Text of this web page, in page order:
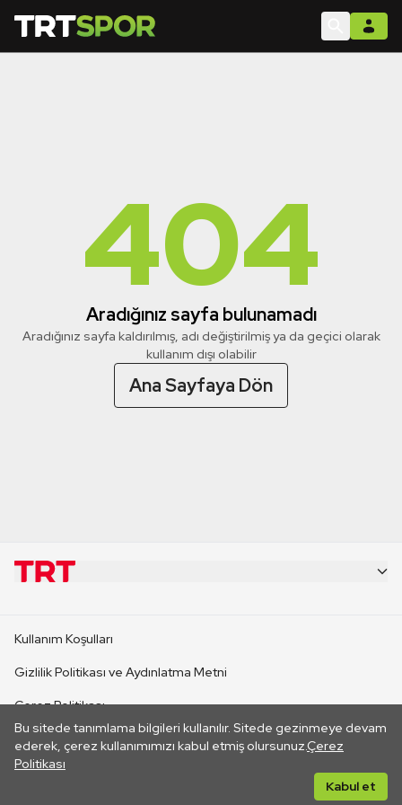
404
Aradığınız sayfa bulunamadı
Aradığınız sayfa kaldırılmış, adı değiştirilmiş ya da geçici olarak
kullanım dışı olabilir
Ana Sayfaya Dön
Bu sitede tanımlama bilgileri kullanılır. Sitede gezinmeye devam
ederek, çerez kullanımımızı kabul etmiş olursunuz.Çerez
Politikası
Kabul et
CANLI YAYINLAR
Kullanım Koşulları
Gizlilik Politikası ve Aydınlatma Metni
Çerez Politikası
İletişim
Her hakkı saklıdır. ©2026 TRT. Bağlantı yoluyla gidilen dış